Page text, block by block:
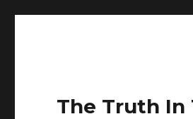
The Truth In